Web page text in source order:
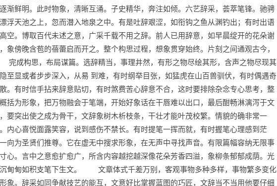
渐鲜明。此时物象，清晰互涌。子史精华，奔注如倾。六艺辞采，荟萃笔锋。驰骋
浮天池之上，忽而潜入地泉之中。有是吐辞艰涩，如衔钩之鱼从渊钓出；有时出语
空。博取百代未述之意，广采千载不用之辞。前人已用辞意，如早晨绽开的花朵谢
象傍晚含苞的蓓蕾启而开之。整个构思过程，想象贯穿始终。片刻之间通观古今，
成构思，布局谋篇。选辞精当，事理井然，有形之物尽绘其形，含声之物尽现其
至显或者步步深入，从易 到难，有时纲举目张，如猛虎在山百兽驯伏，有时偶遇奇
。有时信手拈来辞意贴切，有时煞费苦心辞意不合，这时要排除杂念专心思考，整
括为形象，把万物融会于笔端，开始好象话在干唇难以出口，最后酣畅淋漓泻于文
要突出使之成为骨干，文辞象树木析枝条，干壮才能叶茂校繁。情貌的确非常一
内心喜悦面露笑容，说到感伤不禁长。有时提笔一挥而就，有时握笔心理感到茫
向为圣贤们推尊。它在虚无中搜求形象，在无声中寻找声音。有限篇幅容纳无限事
心。言中之意愈扩愈广，所含内容越挖越深像花朵芳香四溢，象柳条郁郁成荫。光
甸甸如积支笔下生文。 文章体式千差万别，客观事物多种多样，事物繁多变化
象。辞采如同争献技艺的能互，文意好比掌握蓝图的巧匠，文辞当不当用他要仔细